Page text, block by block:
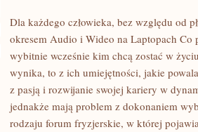
DZISIEJSZYCH
JEDNYM
Dla każdego człowieka, bez względu od
okresem Audio i Wideo na Laptopach Co
wybitnie wcześnie kim chcą zostać w
wynika, to z ich umiejętności, jakie
z pasją i rozwijanie swojej kariery w
jednakże mają problem z dokonaniem
rodzaju forum fryzjerskie, w której